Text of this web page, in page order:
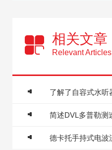
相关文章
Relevant Articles